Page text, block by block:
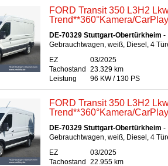
FORD Transit 350 L3H2
Trend**360°Kamera/
DE-70329 Stuttgart-Obertürkheim -
Gebrauchtwagen, weiß, Diesel, 4
EZ
03/2025
Tachostand
23.329 km
Leistung
96 KW / 130 PS
FORD Transit 350 L3H2
Trend**360°Kamera/
DE-70329 Stuttgart-Obertürkheim -
Gebrauchtwagen, weiß, Diesel, 4
EZ
03/2025
Tachostand
22.955 km